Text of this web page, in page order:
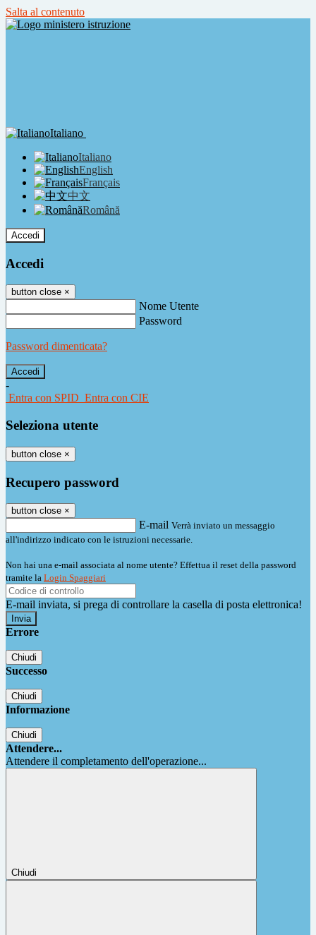
Salta al contenuto
Italiano
Italiano
English
Français
中文
Română
Accedi
Accedi
button close ×
Nome Utente
Password
Password dimenticata?
-
Entra con SPID Entra con CIE
Seleziona utente
button close ×
Recupero password
button close ×
E-mail Verrà inviato un messaggio
all'indirizzo indicato con le istruzioni necessarie.
Non hai una e-mail associata al nome utente? Effettua il reset della password
tramite la Login Spaggiari
E-mail inviata, si prega di controllare la casella di posta elettronica!
Errore
Chiudi
Successo
Chiudi
Informazione
Chiudi
Attendere...
Attendere il completamento dell'operazione...
Chiudi